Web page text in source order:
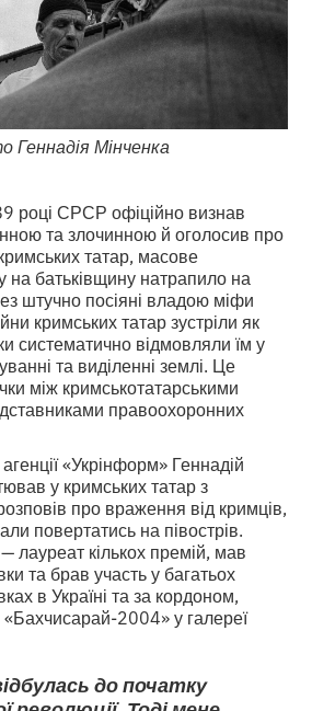
Геннадія Мінченка
році СРСР офіційно визнав
та злочинною й оголосив про
татар, масове
на батьківщину натрапило на
штучно посіяні владою міфи
кримських татар зустріли як
систематично відмовляли їм у
та виділенні землі. Це
між кримськотатарськими
правоохоронних
«Укрінформ» Геннадій
у кримських татар з
про враження від кримців,
повертатись на півострів.
лауреат кількох премій, мав
та брав участь у багатьох
в Україні та за кордоном,
«Бахчисарай-2004» у галереї
до початку